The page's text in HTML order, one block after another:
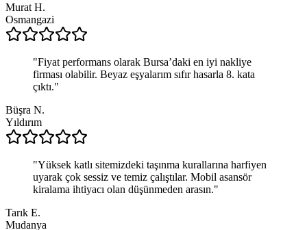
Murat H.
Osmangazi
"Fiyat performans olarak Bursa’daki en iyi nakliye
firması olabilir. Beyaz eşyalarım sıfır hasarla 8. kata
çıktı."
Büşra N.
Yıldırım
"Yüksek katlı sitemizdeki taşınma kurallarına harfiyen
uyarak çok sessiz ve temiz çalıştılar. Mobil asansör
kiralama ihtiyacı olan düşünmeden arasın."
Tarık E.
Mudanya